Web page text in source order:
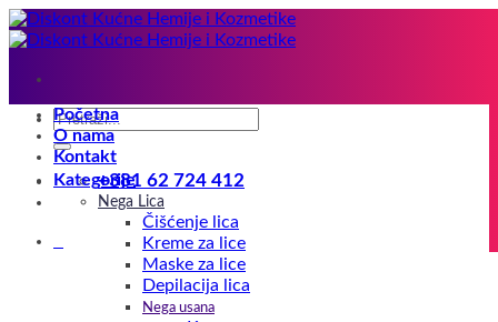
Preskoči
na
Pretraga
za:
+381 62 724 412
Početna
O nama
Kontakt
Kategorije
Nega Lica
Čišćenje lica
Kreme za lice
Maske za lice
Depilacija lica
Nega usana